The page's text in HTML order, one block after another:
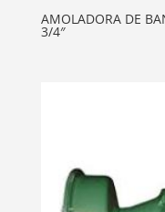
AMOLADORA DE
3/4″